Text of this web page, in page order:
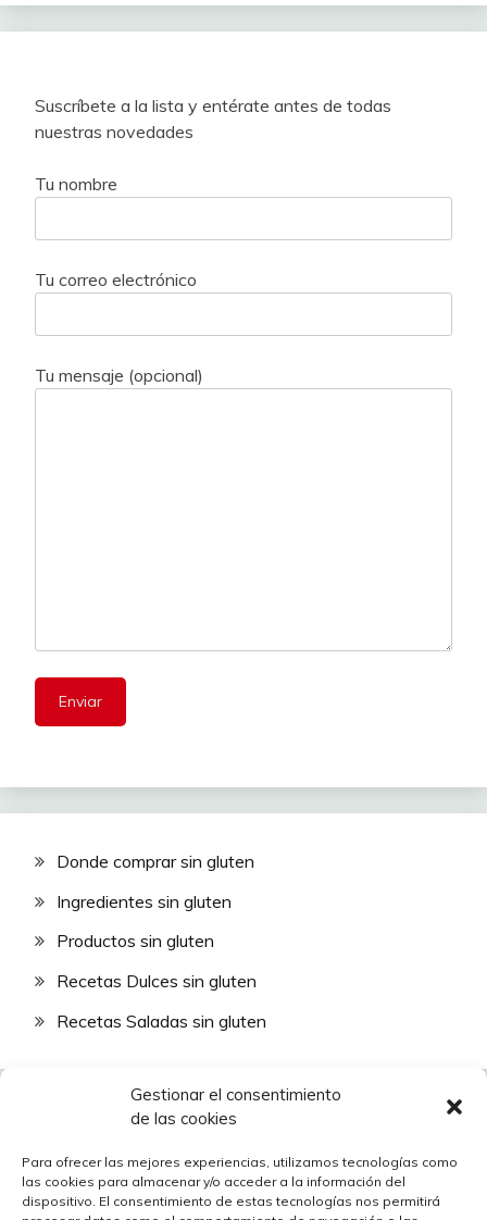
Gestionar el consentimiento
de las cookies
Para ofrecer las mejores experiencias, utilizamos tecnologías como
las cookies para almacenar y/o acceder a la información del
dispositivo. El consentimiento de estas tecnologías nos permitirá
Suscríbete a la lista y entérate antes de todas
nuestras novedades
Tu nombre
Tu correo electrónico
Tu mensaje (opcional)
Donde comprar sin gluten
Ingredientes sin gluten
Productos sin gluten
Recetas Dulces sin gluten
Recetas Saladas sin gluten
Descubrir la comida sin gluten